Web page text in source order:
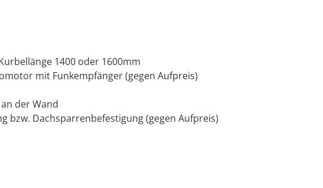
1400 oder 1600mm
mit Funkempfänger (gegen Aufpreis)
der Wand
bzw. Dachsparrenbefestigung (gegen Aufpreis)